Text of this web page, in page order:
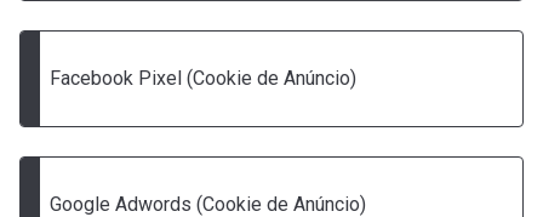
Facebook Pixel (Cookie de Anúncio)
Google Adwords (Cookie de Anúncio)